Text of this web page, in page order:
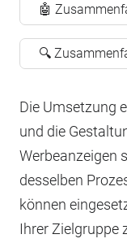
🤖
🔍
Die Umsetzung
und die
Werbeanzeigen
desselben
können
Ihrer Zielgruppe